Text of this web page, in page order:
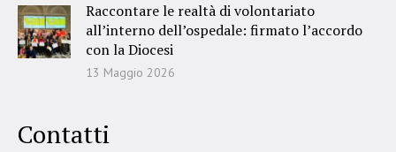
Raccontare le realtà di volontariato
all’interno dell’ospedale: firmato l’accordo
con la Diocesi
13 Maggio 2026
Contatti